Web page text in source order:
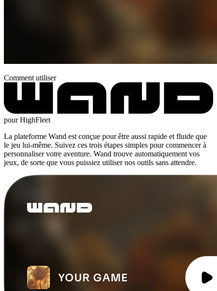
Comment utiliser
pour HighFleet
La plateforme Wand est conçue pour être aussi rapide et fluide que
le jeu lui-même. Suivez ces trois étapes simples pour commencer à
personnaliser votre aventure. Wand trouve automatiquement vos
jeux, de sorte que vous puissiez utiliser nos outils sans attendre.